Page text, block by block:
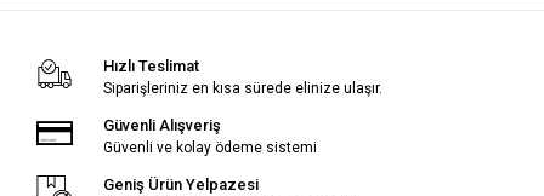
Hızlı Teslimat
Siparişleriniz en kısa sürede elinize ulaşır.
Güvenli Alışveriş
Güvenli ve kolay ödeme sistemi
Geniş Ürün Yelpazesi